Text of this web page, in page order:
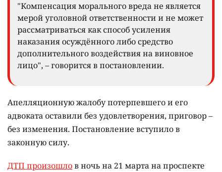
"Компенсация морального вреда не является
мерой уголовной ответственности и не может
рассматриваться как способ усиления
наказания осуждённого либо средство
дополнительного воздействия на виновное
лицо", – говорится в постановлении.
Апелляционную жалобу потерпевшего и его
адвоката оставили без удовлетворения, приговор –
без изменения. Постановление вступило в
законную силу.
ДТП произошлов ночь на 21 марта на проспекте